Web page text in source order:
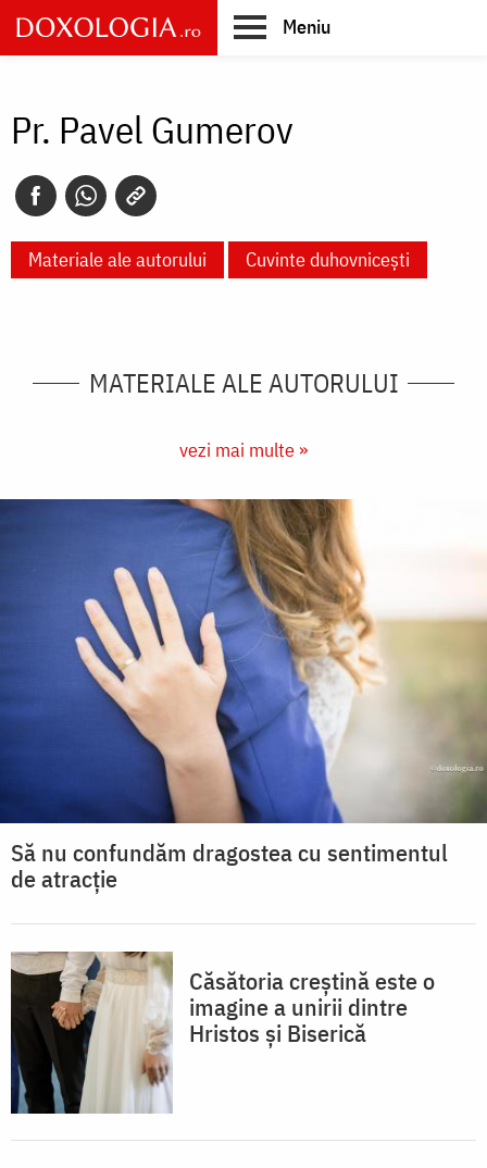
Skip
to
main
Meniu
Pr. Pavel Gumerov
Materiale ale autorului Cuvinte duhovnicești
MATERIALE ALE AUTORULUI
vezi mai multe »
Să nu confundăm dragostea cu sentimentul
de atracție
Căsătoria creștină este o
imagine a unirii dintre
Hristos și Biserică